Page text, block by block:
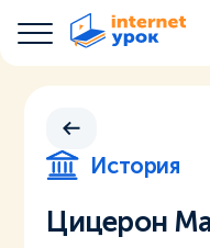
История
Цицерон